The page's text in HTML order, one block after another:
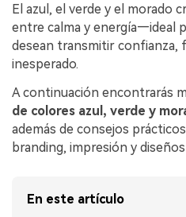
El azul, el verde y el morado
entre calma y energía—ideal
desean transmitir confianza,
inesperado.
A continuación encontrarás
de colores azul, verde y
además de consejos
branding, impresión y
En este artículo